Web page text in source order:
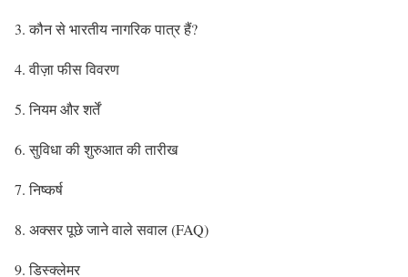
कौन से भारतीय नागरिक पात्र हैं?
वीज़ा फीस विवरण
नियम और शर्तें
सुविधा की शुरुआत की तारीख
निष्कर्ष
अक्सर पूछे जाने वाले सवाल (FAQ)
डिस्क्लेमर